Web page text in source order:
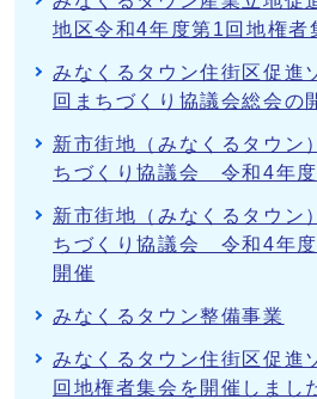
地区令和4年度第1回地権者
みなくるタウン住街区促進
回まちづくり協議会総会の
新市街地（みなくるタウン
ちづくり協議会 令和4年
新市街地（みなくるタウン
ちづくり協議会 令和4年
開催
みなくるタウン整備事業
みなくるタウン住街区促進
回地権者集会を開催しまし